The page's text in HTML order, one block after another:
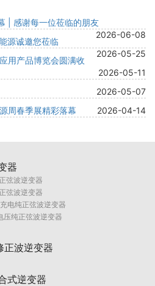
| 感谢每一位莅临的朋友
2026-06-08
源诚邀您莅临
2026-05-25
用产品博览会圆满收
2026-05-11
2026-05-07
周春季展精彩落幕
2026-04-14
器
弦波逆变器
弦波逆变器
电纯正弦波逆变器
压纯正弦波逆变器
正波逆变器
式逆变器